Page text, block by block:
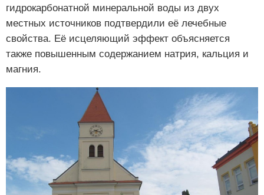
гидрокарбонатной минеральной воды из двух
местных источников подтвердили её лечебные
свойства. Её исцеляющий эффект объясняется
также повышенным содержанием натрия, кальция и
магния.